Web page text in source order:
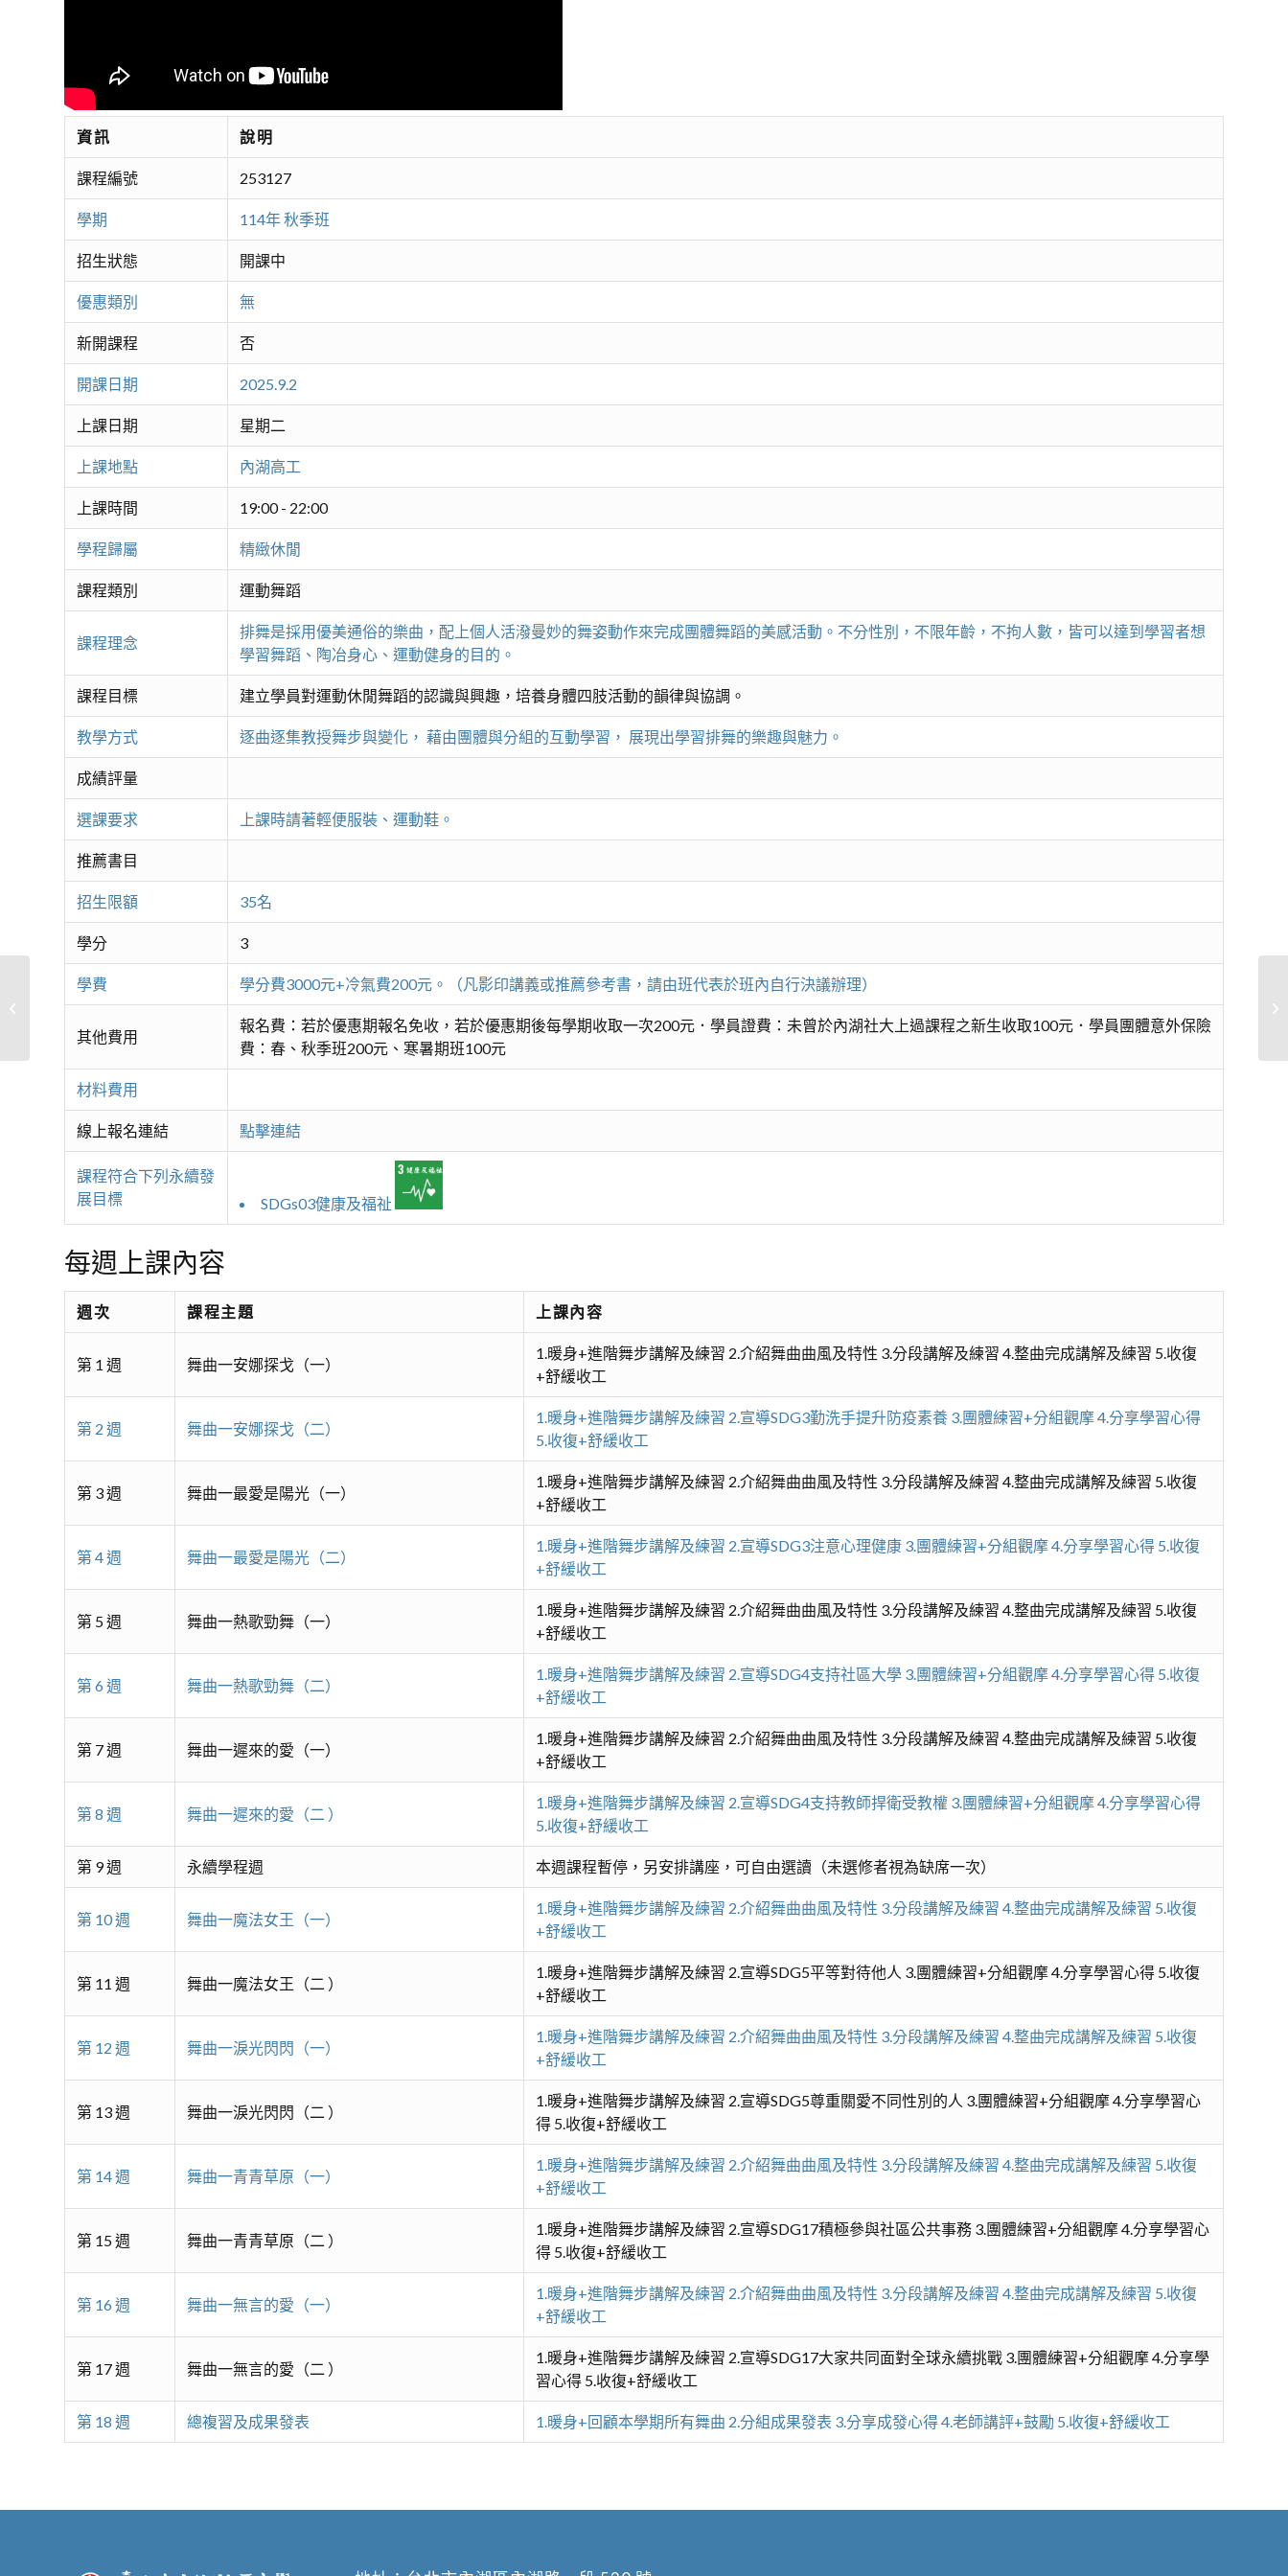
資訊 說明
課程編號 253127
學期 114年 秋季班
招生狀態 開課中
優惠類別 無
新開課程 否
開課日期 2025.9.2
上課日期 星期二
上課地點 內湖高工
上課時間 19:00 - 22:00
學程歸屬 精緻休閒
課程類別 運動舞蹈
課程理念
排舞是採用優美通俗的樂曲，配上個人活潑曼妙的舞姿動作來完成團體舞蹈的美感活動。不分性別，不限年齡，不拘人數，皆可以達到學習者想
學習舞蹈、陶冶身心、運動健身的目的。
課程目標 建立學員對運動休閒舞蹈的認識與興趣，培養身體四肢活動的韻律與協調。
教學方式 逐曲逐集教授舞步與變化， 藉由團體與分組的互動學習， 展現出學習排舞的樂趣與魅力。
成績評量
選課要求 上課時請著輕便服裝、運動鞋。
推薦書目
招生限額 35名
學分 3
學費 學分費3000元+冷氣費200元。（凡影印講義或推薦參考書，請由班代表於班內自行決議辦理）
其他費用
報名費：若於優惠期報名免收，若於優惠期後每學期收取一次200元．學員證費：未曾於內湖社大上過課程之新生收取100元．學員團體意外保險
費：春、秋季班200元、寒暑期班100元
材料費用
線上報名連結 點擊連結
課程符合下列永續發
展目標
SDGs03健康及福祉
每週上課內容
週次 課程主題 上課內容
第 1 週 舞曲一安娜探戈（一）
1.暖身+進階舞步講解及練習 2.介紹舞曲曲風及特性 3.分段講解及練習 4.整曲完成講解及練習 5.收復
+舒緩收工
第 2 週 舞曲一安娜探戈（二）
1.暖身+進階舞步講解及練習 2.宣導SDG3勤洗手提升防疫素養 3.團體練習+分組觀摩 4.分享學習心得
5.收復+舒緩收工
第 3 週 舞曲一最愛是陽光（一）
1.暖身+進階舞步講解及練習 2.介紹舞曲曲風及特性 3.分段講解及練習 4.整曲完成講解及練習 5.收復
+舒緩收工
第 4 週 舞曲一最愛是陽光（二）
1.暖身+進階舞步講解及練習 2.宣導SDG3注意心理健康 3.團體練習+分組觀摩 4.分享學習心得 5.收復
+舒緩收工
第 5 週 舞曲一熱歌勁舞（一）
1.暖身+進階舞步講解及練習 2.介紹舞曲曲風及特性 3.分段講解及練習 4.整曲完成講解及練習 5.收復
+舒緩收工
第 6 週 舞曲一熱歌勁舞（二）
1.暖身+進階舞步講解及練習 2.宣導SDG4支持社區大學 3.團體練習+分組觀摩 4.分享學習心得 5.收復
+舒緩收工
第 7 週 舞曲一遲來的愛（一）
1.暖身+進階舞步講解及練習 2.介紹舞曲曲風及特性 3.分段講解及練習 4.整曲完成講解及練習 5.收復
+舒緩收工
第 8 週 舞曲一遲來的愛（二 ）
1.暖身+進階舞步講解及練習 2.宣導SDG4支持教師捍衛受教權 3.團體練習+分組觀摩 4.分享學習心得
5.收復+舒緩收工
第 9 週 永續學程週 本週課程暫停，另安排講座，可自由選讀（未選修者視為缺席一次）
第 10 週 舞曲一魔法女王（一）
1.暖身+進階舞步講解及練習 2.介紹舞曲曲風及特性 3.分段講解及練習 4.整曲完成講解及練習 5.收復
+舒緩收工
第 11 週 舞曲一魔法女王（二 ）
1.暖身+進階舞步講解及練習 2.宣導SDG5平等對待他人 3.團體練習+分組觀摩 4.分享學習心得 5.收復
+舒緩收工
第 12 週 舞曲一淚光閃閃（一）
1.暖身+進階舞步講解及練習 2.介紹舞曲曲風及特性 3.分段講解及練習 4.整曲完成講解及練習 5.收復
+舒緩收工
第 13 週 舞曲一淚光閃閃（二 ）
1.暖身+進階舞步講解及練習 2.宣導SDG5尊重關愛不同性別的人 3.團體練習+分組觀摩 4.分享學習心
得 5.收復+舒緩收工
第 14 週 舞曲一青青草原（一）
1.暖身+進階舞步講解及練習 2.介紹舞曲曲風及特性 3.分段講解及練習 4.整曲完成講解及練習 5.收復
+舒緩收工
第 15 週 舞曲一青青草原（二 ）
1.暖身+進階舞步講解及練習 2.宣導SDG17積極參與社區公共事務 3.團體練習+分組觀摩 4.分享學習心
得 5.收復+舒緩收工
第 16 週 舞曲一無言的愛（一）
1.暖身+進階舞步講解及練習 2.介紹舞曲曲風及特性 3.分段講解及練習 4.整曲完成講解及練習 5.收復
+舒緩收工
第 17 週 舞曲一無言的愛（二 ）
1.暖身+進階舞步講解及練習 2.宣導SDG17大家共同面對全球永續挑戰 3.團體練習+分組觀摩 4.分享學
習心得 5.收復+舒緩收工
第 18 週 總複習及成果發表 1.暖身+回顧本學期所有舞曲 2.分組成果發表 3.分享成發心得 4.老師講評+鼓勵 5.收復+舒緩收工
活躍樂齡~銀色圓夢芭蕾